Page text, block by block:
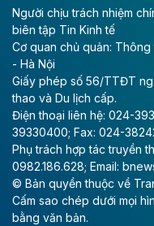
(ACV) vừa lập kỷ lục
II/2026.
Theo baodautu.vn
Vinaconex lập
Tổng CTCP Xuất
(Vinaconex) đã khép
thuần gần 7.268 tỷ
cũng là mức cao nhất
nghiệp.
Người chịu trách nhiệm
biên tập Tin Kinh tế
Cơ quan chủ quản: Thông
- Hà Nội
Giấy phép số 56/TTĐT
thao và Du lịch cấp.
Điện thoại liên hệ: 024-
39330400; Fax: 024-
Phụ trách hợp tác truyền
0982.186.628; Email:
© Bản quyền thuộc về
Cấm sao chép dưới mọi
bằng văn bản.